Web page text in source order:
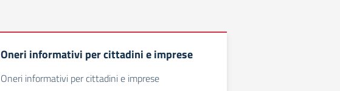
Oneri informativi per cittadini e imprese
Oneri informativi per cittadini e imprese